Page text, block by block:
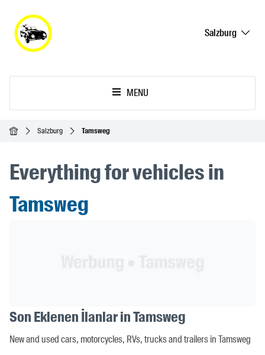
Salzburg
MENU
Ana SayfaSalzburg Tamsweg
Everything for vehicles in
Tamsweg
Son Eklenen İlanlar in Tamsweg
New and used cars, motorcycles, RVs, trucks and trailers in Tamsweg